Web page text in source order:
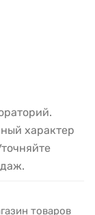
характер
товаров